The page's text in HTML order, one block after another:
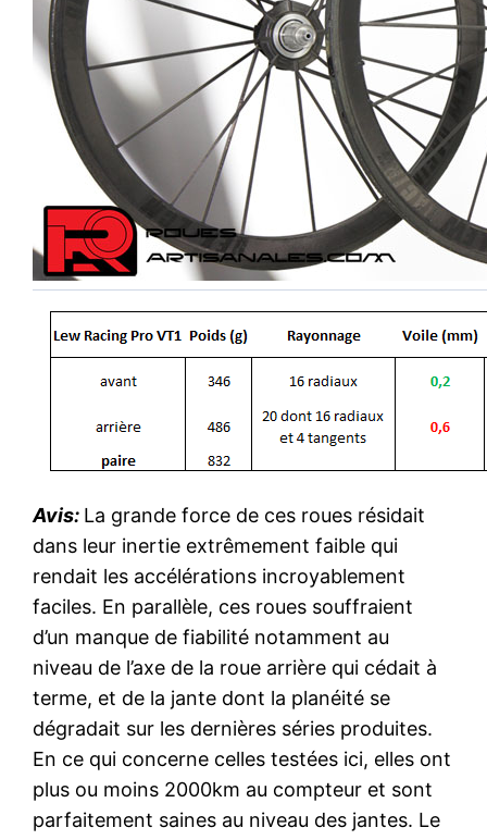
Avis: La grande force de ces roues résidait
dans leur inertie extrêmement faible qui
rendait les accélérations incroyablement
faciles. En parallèle, ces roues souffraient
d’un manque de fiabilité notamment au
niveau de l’axe de la roue arrière qui cédait à
terme, et de la jante dont la planéité se
dégradait sur les dernières séries produites.
En ce qui concerne celles testées ici, elles ont
plus ou moins 2000km au compteur et sont
parfaitement saines au niveau des jantes. Le